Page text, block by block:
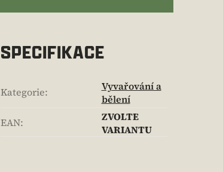
SPECIFIKACE
Kategorie:
Vyvařování a
bělení
EAN:
ZVOLTE
VARIANTU